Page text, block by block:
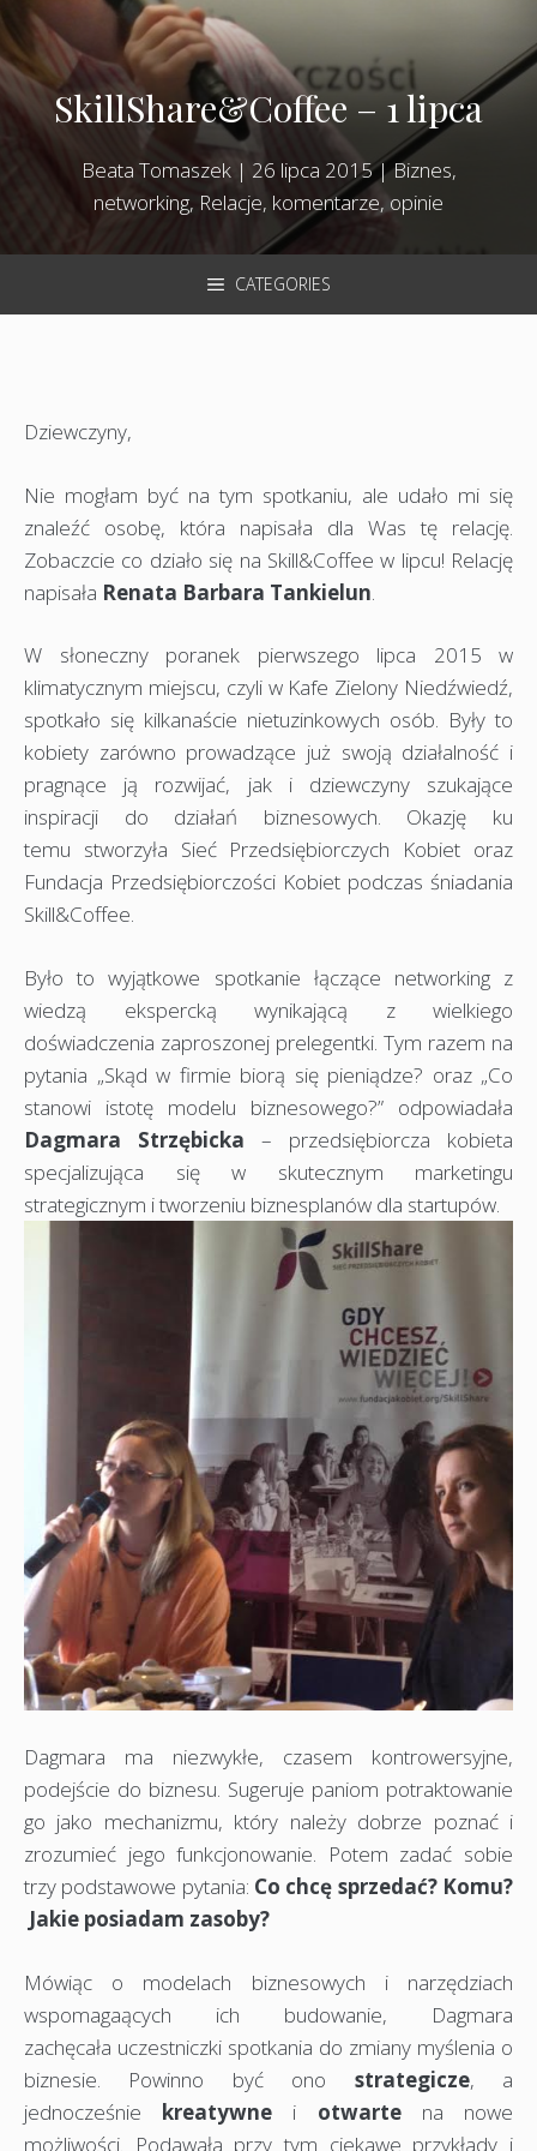
SkillShare&Coffee – 1 lipca
Beata Tomaszek| 26 lipca 2015|Biznes,
networking, Relacje, komentarze, opinie
CATEGORIES
Dziewczyny,
Nie mogłam być na tym spotkaniu, ale udało mi się
znaleźć osobę, która napisała dla Was tę relację.
Zobaczcie co działo się na Skill&Coffee w lipcu! Relację
napisała Renata Barbara Tankielun
W słoneczny poranek pierwszego lipca 2015 w
klimatycznym miejscu, czyli w Kafe Zielony Niedźwiedź,
spotkało się kilkanaście nietuzinkowych osób. Były to
kobiety zarówno prowadzące już swoją działalność i
pragnące ją rozwijać, jak i dziewczyny szukające
inspiracji do działań biznesowych. Okazję ku
temu stworzyła Sieć Przedsiębiorczych Kobiet oraz
Fundacja Przedsiębiorczości Kobiet podczas śniadania
Skill&Coffee.
Było to wyjątkowe spotkanie łączące networking z
wiedzą ekspercką wynikającą z wielkiego
doświadczenia zaproszonej prelegentki. Tym razem na
pytania „Skąd w firmie biorą się pieniądze? oraz „Co
stanowi istotę modelu biznesowego?” odpowiadała
Dagmara Strzębicka – przedsiębiorcza kobieta
specjalizująca się w skutecznym marketingu
strategicznym i tworzeniu biznesplanów dla startupów.
Dagmara ma niezwykłe, czasem kontrowersyjne,
podejście do biznesu. Sugeruje paniom potraktowanie
go jako mechanizmu, który należy dobrze poznać i
zrozumieć jego funkcjonowanie. Potem zadać sobie
trzy podstawowe pytania: Co chcę sprzedać? Komu?
Jakie posiadam zasoby?
Mówiąc o modelach biznesowych i narzędziach
wspomagaących ich budowanie, Dagmara
zachęcała uczestniczki spotkania do zmiany myślenia o
biznesie. Powinno być ono strategicze, a
jednocześnie kreatywne i otwartena nowe
możliwości. Podawała przy tym ciekawe przykłady i